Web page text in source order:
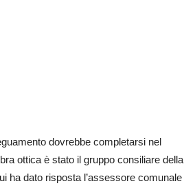
dovrebbe completarsi nel
ottica è stato il gruppo consiliare della
ha dato risposta l’assessore comunale